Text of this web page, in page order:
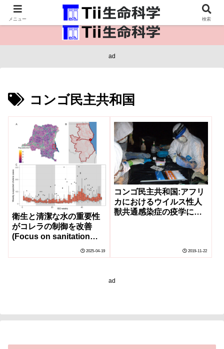
医療保健・生命・生物の情報インフラ。
ad
コンゴ民主共和国
衛生と清潔な水の重要性
がコレラの制御を改善
(Focus on sanitation
and clean water may
improve control of
2025-04-19
コンゴ民主共和国:アフリ
カにおけるウイルス性人
獣共通感染症の疫学に関
2019-11-22
ad
メニュー 検索